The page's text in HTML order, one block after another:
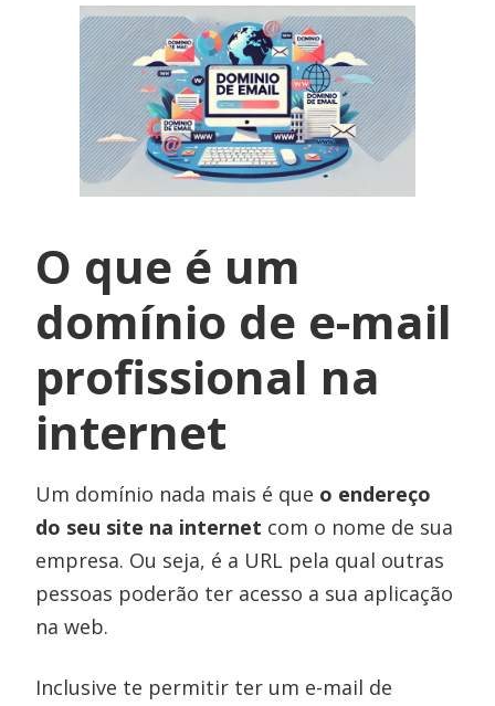
O que é um
domínio de e-mail
profissional na
internet
Um domínio nada mais é que o endereço
do seu site na internet com o nome de sua
empresa. Ou seja, é a URL pela qual outras
pessoas poderão ter acesso a sua aplicação
na web.
Inclusive te permitir ter um e-mail de